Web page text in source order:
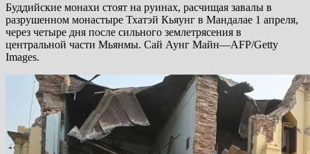
Буддийские монахи стоят на руинах, расчищая завалы в
разрушенном монастыре Тхатэй Кьяунг в Мандалае 1 апреля,
через четыре дня после сильного землетрясения в
центральной части Мьянмы. Сай Аунг Майн—AFP/Getty
Images.